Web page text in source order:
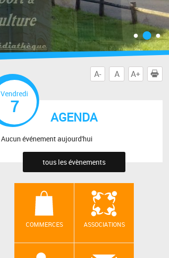
A- A A+
AGENDA
Vendredi
7
Aucun événement aujourd'hui
tous les évènements
COMMERCES ASSOCIATIONS